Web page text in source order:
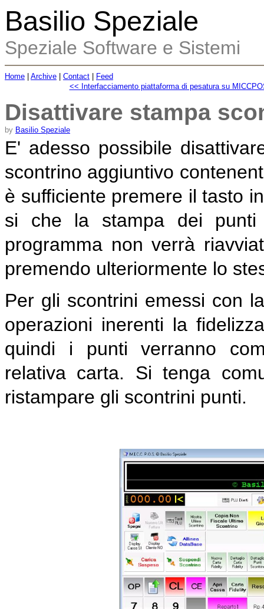
Basilio Speziale
Speziale Software e Sistemi
Home Archive Contact
Feed
<< Interfacciamento piattaforma di pesatura su
Disattivare stampa
by Basilio Speziale
E' adesso possibile
scontrino aggiuntivo
è sufficiente premere il tasto
si che la stampa dei
programma non verrà
premendo ulteriormente lo
Per gli scontrini emessi con
operazioni inerenti la
quindi i punti verranno
relativa carta. Si tenga
ristampare gli scontrini punti.